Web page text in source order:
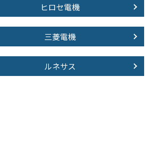
ヒロセ電機
三菱電機
ルネサス